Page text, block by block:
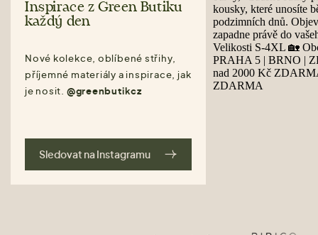
Inspirace z Green Butiku
každý den
Nové kolekce, oblíbené střihy,
příjemné materiály a inspirace, jak
je nosit. @greenbutikcz
Sledovat na Instagramu